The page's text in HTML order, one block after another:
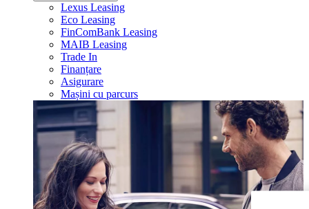
Lexus Leasing
Eco Leasing
FinComBank Leasing
MAIB Leasing
Trade In
Finanțare
Asigurare
Mașini cu parcurs